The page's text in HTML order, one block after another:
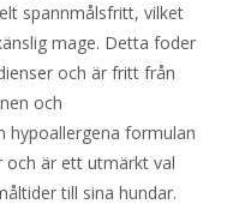
spannmålsfritt, vilket
mage. Detta foder
och är fritt från
och
hypoallergena formulan
och är ett utmärkt val
till sina hundar.